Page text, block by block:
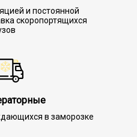
и постоянной
скоропортящихся
в заморозке